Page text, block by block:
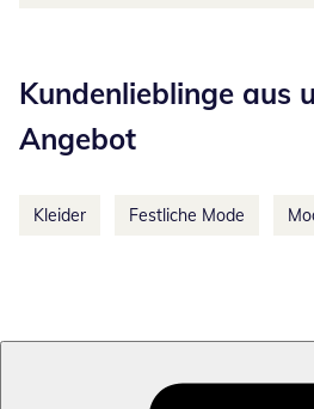
Kundenlieblinge aus
Angebot
Kleider Festliche Mode